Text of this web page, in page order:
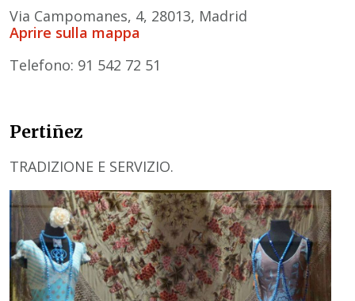
Via Campomanes, 4, 28013, Madrid
Aprire sulla mappa
Telefono: 91 542 72 51
Pertiñez
TRADIZIONE E SERVIZIO.